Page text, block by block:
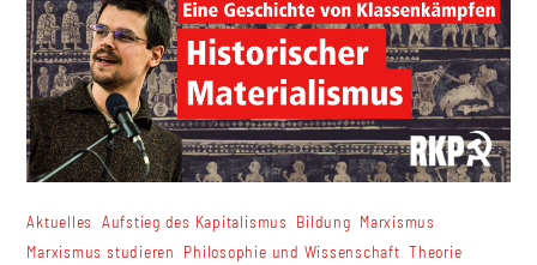
Aktuelles Aufstieg des Kapitalismus Bildung Marxismus
Marxismus studieren Philosophie und Wissenschaft ,Theorie